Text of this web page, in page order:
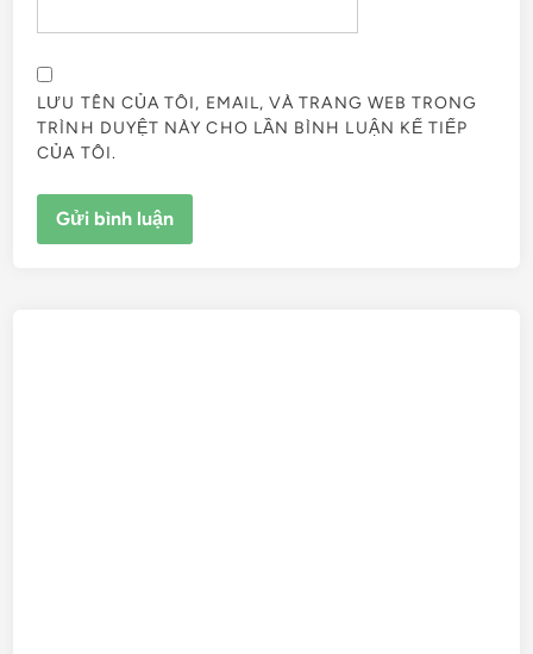
LƯU TÊN CỦA TÔI, EMAIL, VÀ TRANG WEB TRONG
TRÌNH DUYỆT NÀY CHO LẦN BÌNH LUẬN KẾ TIẾP
CỦA TÔI.